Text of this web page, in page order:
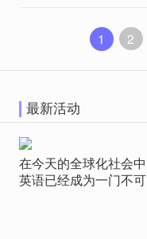
1 2
最新活动
在今天的全球化社会中
英语已经成为一门不